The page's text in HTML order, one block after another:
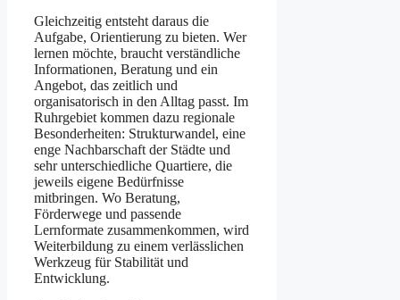
Gleichzeitig entsteht daraus die
Aufgabe, Orientierung zu bieten. Wer
lernen möchte, braucht verständliche
Informationen, Beratung und ein
Angebot, das zeitlich und
organisatorisch in den Alltag passt. Im
Ruhrgebiet kommen dazu regionale
Besonderheiten: Strukturwandel, eine
enge Nachbarschaft der Städte und
sehr unterschiedliche Quartiere, die
jeweils eigene Bedürfnisse
mitbringen. Wo Beratung,
Förderwege und passende
Lernformate zusammenkommen, wird
Weiterbildung zu einem verlässlichen
Werkzeug für Stabilität und
Entwicklung.